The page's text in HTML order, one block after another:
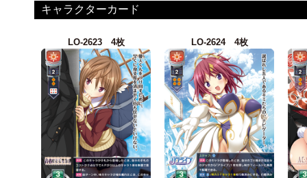
キャラクターカード
LO-2623 4枚 LO-2624 4枚